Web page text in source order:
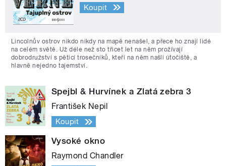
Koupit
Lincolnův ostrov nikdo nikdy na mapě nenašel, a přece ho znají lidé
na celém světě. Už déle než sto třicet let na něm prožívají
dobrodružství s pěticí trosečníků, kteří na něm našli útočiště, a
hlavně nejedno tajemství.
Spejbl & Hurvínek a Zlatá zebra 3
František Nepil
Koupit
Vysoké okno
Raymond Chandler